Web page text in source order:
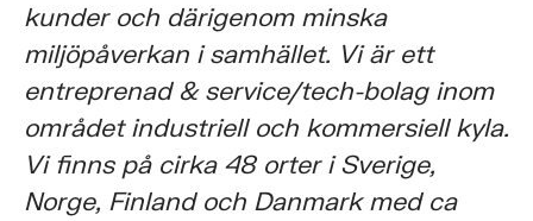
kunder och därigenom minska
miljöpåverkan i samhället. Vi är ett
entreprenad & service/tech-bolag inom
området industriell och kommersiell kyla.
Vi finns på cirka 48 orter i Sverige,
Norge, Finland och Danmark med ca